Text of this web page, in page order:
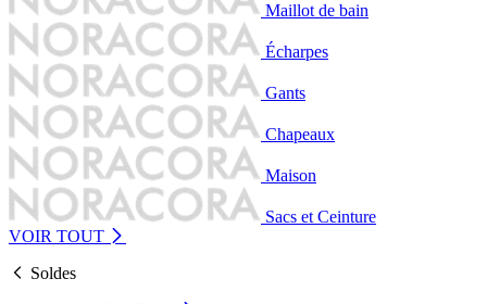
Maillot de bain
Écharpes
Gants
Chapeaux
Maison
Sacs et Ceinture
VOIR TOUT
Soldes